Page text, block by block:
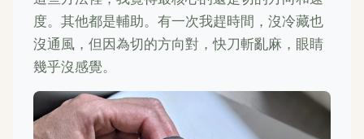
度。其他都是輔助。有一次我趕時間，沒冷藏也
沒通風，但因為切的方向對，快刀斬亂麻，眼睛
幾乎沒感覺。